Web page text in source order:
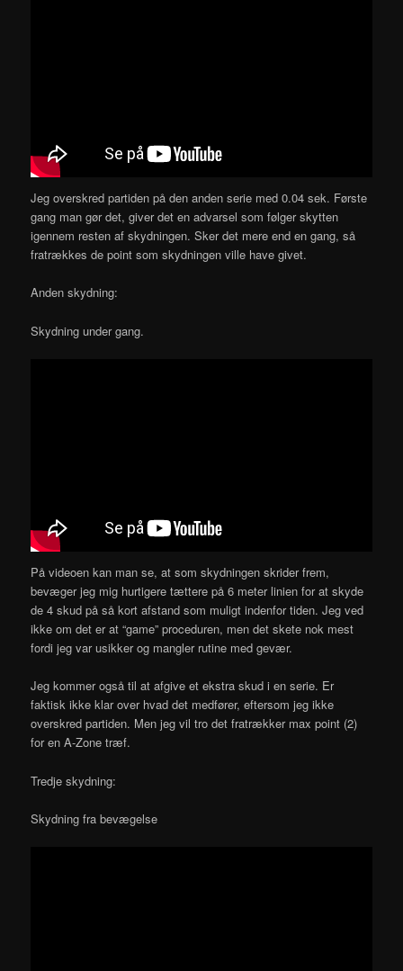
Jeg overskred partiden på den anden serie med 0.04 sek. Første
gang man gør det, giver det en advarsel som følger skytten
igennem resten af skydningen. Sker det mere end en gang, så
fratrækkes de point som skydningen ville have givet.
Anden skydning:
Skydning under gang.
På videoen kan man se, at som skydningen skrider frem,
bevæger jeg mig hurtigere tættere på 6 meter linien for at skyde
de 4 skud på så kort afstand som muligt indenfor tiden. Jeg ved
ikke om det er at “game” proceduren, men det skete nok mest
fordi jeg var usikker og mangler rutine med gevær.
Jeg kommer også til at afgive et ekstra skud i en serie. Er
faktisk ikke klar over hvad det medfører, eftersom jeg ikke
overskred partiden. Men jeg vil tro det fratrækker max point (2)
for en A-Zone træf.
Tredje skydning:
Skydning fra bevægelse